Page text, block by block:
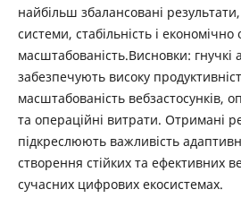
найбільш збалансовані
системи, стабільність і економічно
масштабованість.Висновки: гнучкі
забезпечують високу
масштабованість вебзастосунків,
та операційні витрати. Отримані
підкреслюють важливість
створення стійких та ефективних
сучасних цифрових екосистемах.